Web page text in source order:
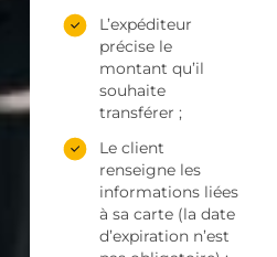
L’expéditeur
précise le
montant qu’il
souhaite
transférer ;
Le client
renseigne les
informations liées
à sa carte (la date
d’expiration n’est